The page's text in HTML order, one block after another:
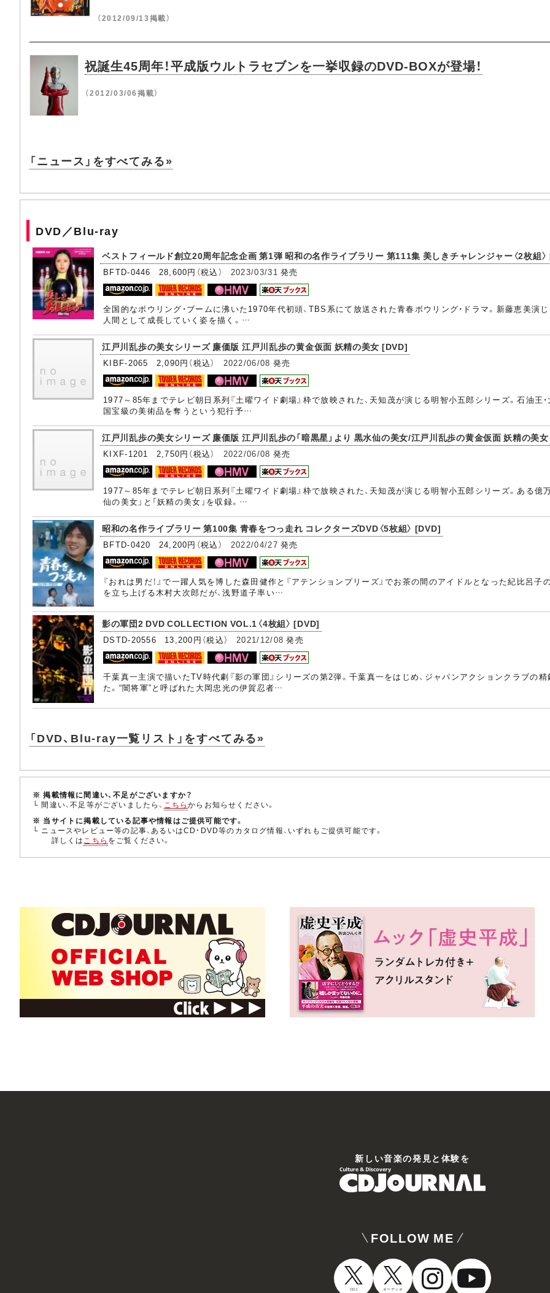
（2012/09/13掲載）
祝誕生45周年！平成版ウルトラセブンを一挙収録のDVD-BOXが登場！
（2012/03/06掲載）
「ニュース」をすべてみる»
DVD／Blu-ray
ベストフィールド創立20周年記念企画 第1弾 昭和の名作ライブラリー 第111集 美しきチャレンジャー〈2枚組
BFTD-0446 28,600円（税込） 2023/03/31 発売
全国的なボウリング・ブームに沸いた1970年代初頭、TBS系にて放送された青春ボウリング・ドラマ。新藤恵美
人間として成長していく姿を描く。…
江戸川乱歩の美女シリーズ 廉価版 江戸川乱歩の黄金仮面 妖精の美女 [DVD]
KIBF-2065 2,090円（税込） 2022/06/08 発売
1977～85年までテレビ朝日系列『土曜ワイド劇場』枠で放映された、天知茂が演じる明智小五郎シリーズ。石油王
国宝級の美術品を奪うという犯行予…
江戸川乱歩の美女シリーズ 廉価版 江戸川乱歩の「暗黒星」より 黒水仙の美女/江戸川乱歩の黄金仮面 妖精の美
KIXF-1201 2,750円（税込） 2022/06/08 発売
1977～85年までテレビ朝日系列『土曜ワイド劇場』枠で放映された、天知茂が演じる明智小五郎シリーズ。ある
仙の美女」と「妖精の美女」を収録。…
昭和の名作ライブラリー 第100集 青春をつっ走れ コレクターズDVD〈5枚組〉 [DVD]
BFTD-0420 24,200円（税込） 2022/04/27 発売
『おれは男だ！』で一躍人気を博した森田健作と『アテンションプリーズ』でお茶の間のアイドルとなった紀比呂
を立ち上げる木村大次郎だが、浅野道子率い…
影の軍団2 DVD COLLECTION VOL.1〈4枚組〉 [DVD]
DSTD-20556 13,200円（税込）2021/12/08 発売
千葉真一主演で描いたTV時代劇『影の軍団』シリーズの第2弾。千葉真一をはじめ、ジャパンアクションクラブの
た。“闇将軍”と呼ばれた大岡忠光の伊賀忍者…
「DVD、Blu-ray一覧リスト」をすべてみる»
※ 掲載情報に間違い、不足がございますか？
└ 間違い、不足等がございましたら、 こちらからお知らせください。
※ 当サイトに掲載している記事や情報はご提供可能です。
└ ニュースやレビュー等の記事、あるいはCD・DVD等のカタログ情報、いずれもご提供可能です。
詳しくはこちら をご覧ください。
新しい⾳楽の発⾒と体験を
FOLLOW ME
CDJ オーディオ